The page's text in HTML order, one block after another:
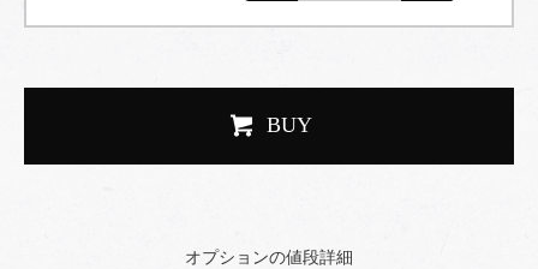
BUY
オプションの値段詳細